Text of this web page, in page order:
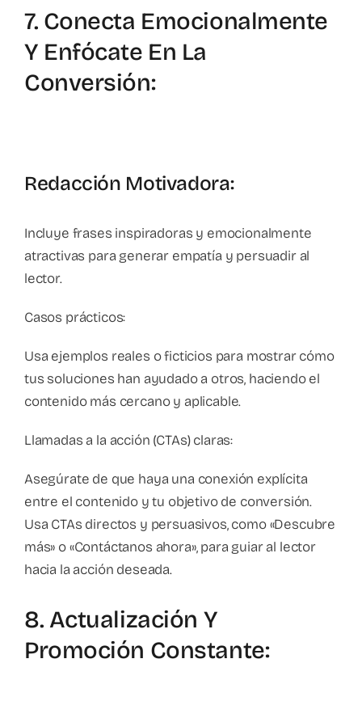
7. Conecta Emocionalmente
Y Enfócate En La
Conversión:
Redacción Motivadora:
Incluye frases inspiradoras y emocionalmente
atractivas para generar empatía y persuadir al
lector.
Casos prácticos:
Usa ejemplos reales o ficticios para mostrar cómo
tus soluciones han ayudado a otros, haciendo el
contenido más cercano y aplicable.
Llamadas a la acción (CTAs) claras:
Asegúrate de que haya una conexión explícita
entre el contenido y tu objetivo de conversión.
Usa CTAs directos y persuasivos, como «Descubre
más» o «Contáctanos ahora», para guiar al lector
hacia la acción deseada.
8. Actualización Y
Promoción Constante: